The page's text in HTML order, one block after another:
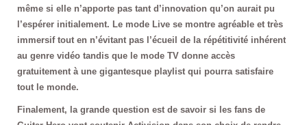
même si elle n’apporte pas tant d’innovation qu’on aurait pu
l’espérer initialement. Le mode Live se montre agréable et très
immersif tout en n’évitant pas l’écueil de la répétitivité inhérent
au genre vidéo tandis que le mode TV donne accès
gratuitement à une gigantesque playlist qui pourra satisfaire
tout le monde.
Finalement, la grande question est de savoir si les fans de